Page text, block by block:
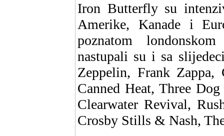
Iron Butterfly su
Amerike, Kanade i
poznatom
nastupali su i sa
Zeppelin, Frank Zappa,
Canned Heat, Three
Clearwater Revival,
Crosby Stills & Nash,